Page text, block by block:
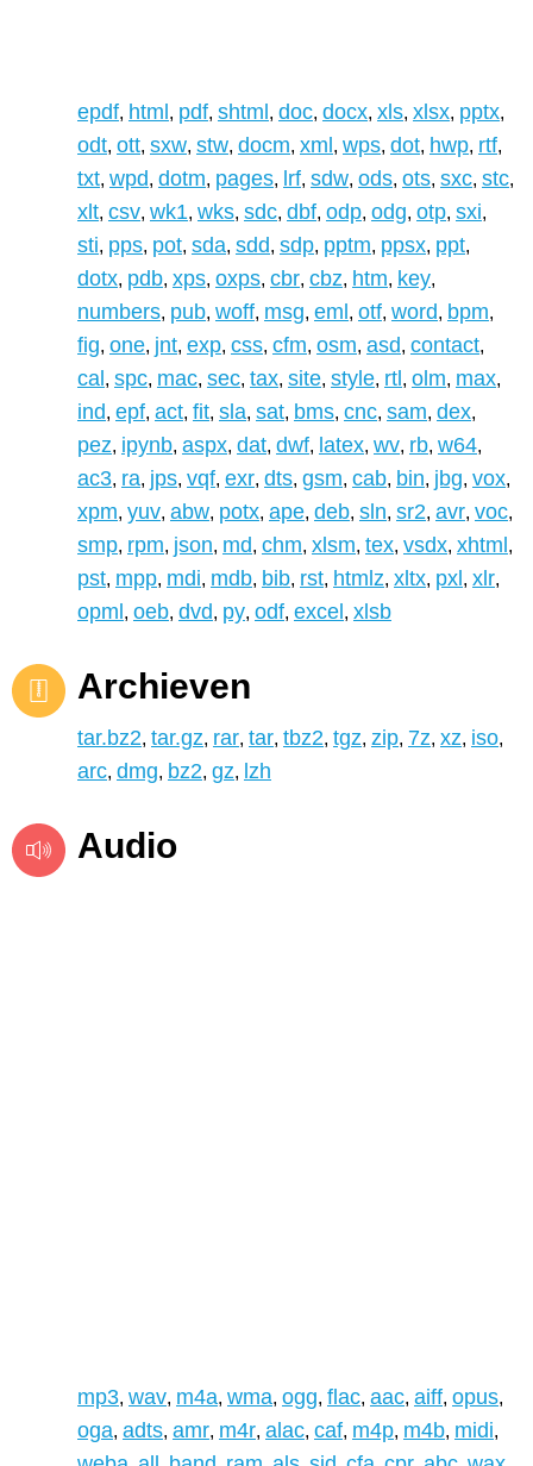
epdf, html , pdf, shtml , doc, docx, xls, xlsx, pptx,
odt, ott, sxw, stw, docm, xml , wps, dot, hwp, rtf,
txt, wpd, dotm, pages, lrf, sdw, ods, ots, sxc, stc,
xlt, csv, wk1, wks, sdc, dbf, odp, odg, otp, sxi,
sti, pps, pot, sda, sdd, sdp, pptm, ppsx, ppt,
dotx, pdb, xps, oxps, cbr, cbz, htm, key,
numbers, pub, woff, msg, eml , otf, word, bpm,
fig, one, jnt, exp, css, cfm, osm, asd, contact,
cal , spc, mac, sec, tax, site, style, rtl , olm, max,
ind, epf, act, fit, sla, sat, bms, cnc, sam, dex,
pez, ipynb, aspx, dat, dwf, latex, wv, rb, w64,
ac3, ra, jps, vqf, exr, dts, gsm, cab, bin, jbg, vox,
xpm, yuv, abw, potx, ape, deb, sln, sr2, avr, voc,
smp, rpm, json, md, chm, xlsm, tex, vsdx, xhtml ,
pst, mpp, mdi, mdb, bib, rst, htmlz, xltx, pxl , xlr,
opml , oeb, dvd, py, odf, excel , xlsb
Archieven
tar.bz2, tar.gz, rar, tar, tbz2, tgz, zip, 7z, xz, iso,
arc, dmg, bz2, gz, lzh
Audio
mp3, wav, m4a, wma, ogg, flac, aac, aiff, opus,
oga, adts, amr, m4r, alac, caf, m4p, m4b, midi,